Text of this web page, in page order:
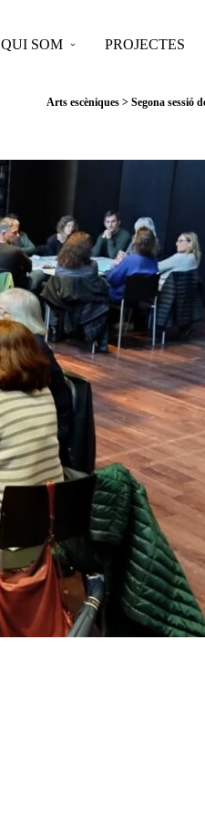
Arts escèniques > Segona sessió
QUI SOM PROJECTES